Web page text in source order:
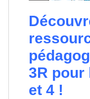
3R pour
et 4 !